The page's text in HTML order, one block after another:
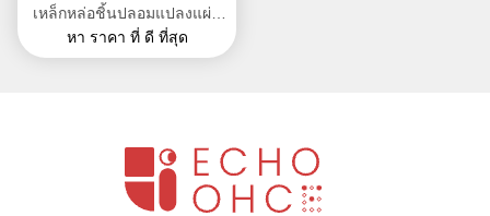
เหล็กหล่อชิ้นปลอมแปลงแผ่น
เหล็กขจัดคราบตะกรัน
หา ราคา ที่ ดี ที่สุด